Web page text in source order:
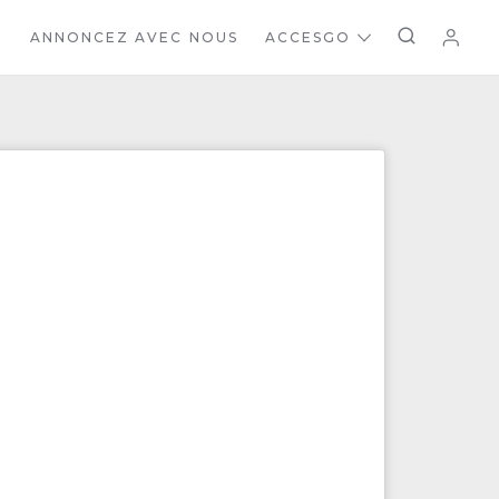
ANNONCEZ AVEC NOUS ACCESGO